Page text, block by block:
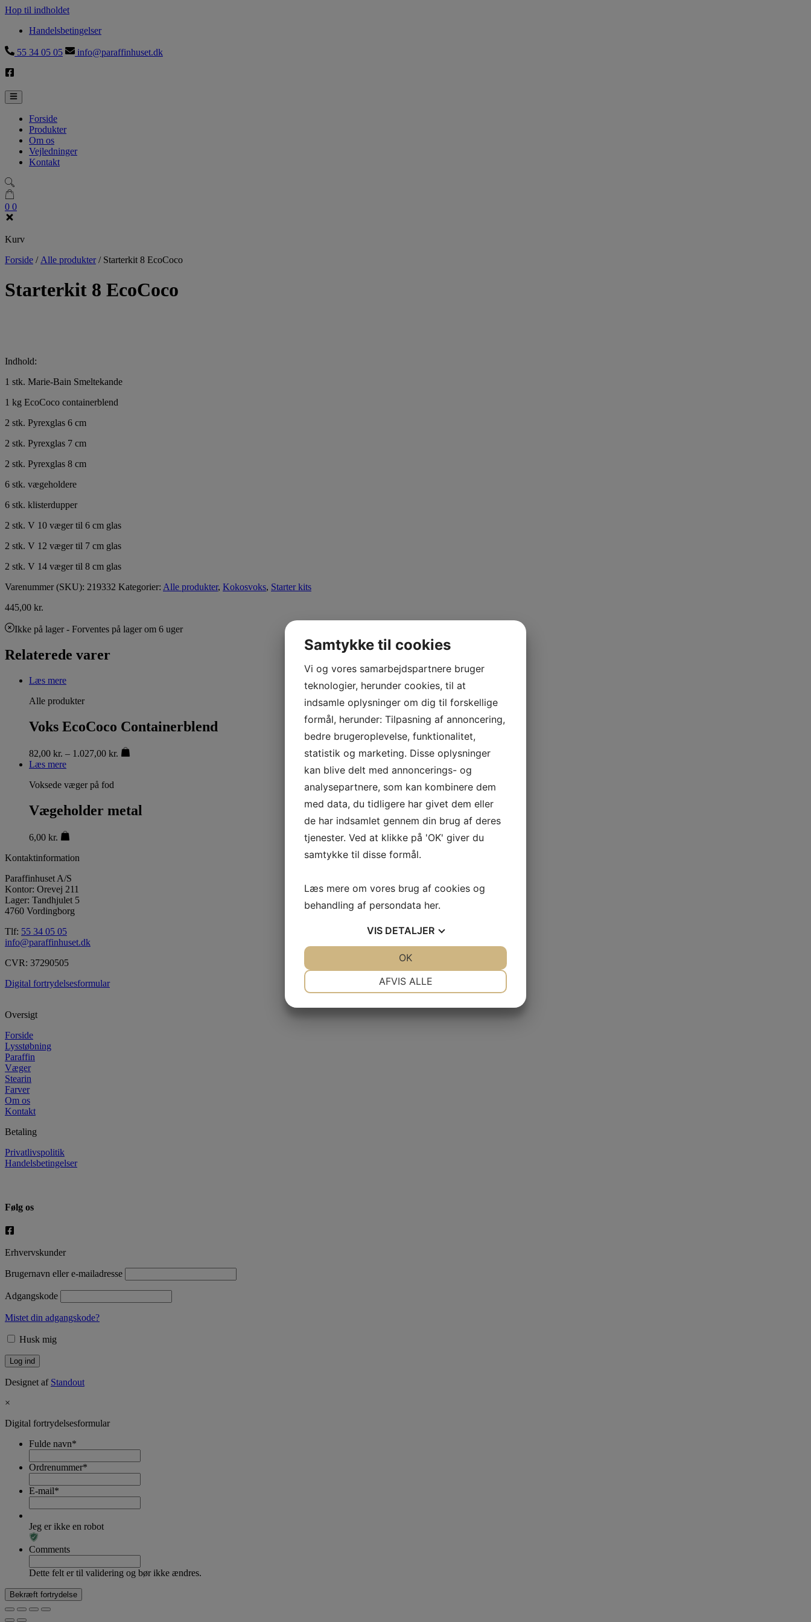
Hop til indholdet
Handelsbetingelser
55 34 05 05 info@paraffinhuset.dk
Forside
Produkter
Om os
Vejledninger
Kontakt
0 0
Kurv
Forside / Alle produkter/ Starterkit 8 EcoCoco
Starterkit 8 EcoCoco
Indhold:
1 stk. Marie-Bain Smeltekande
1 kg EcoCoco containerblend
2 stk. Pyrexglas 6 cm
2 stk. Pyrexglas 7 cm
2 stk. Pyrexglas 8 cm
6 stk. vægeholdere
6 stk. klisterdupper
2 stk. V 10 væger til 6 cm glas
2 stk. V 12 væger til 7 cm glas
2 stk. V 14 væger til 8 cm glas
Varenummer (SKU): 219332 Kategorier: Alle produkter, Kokosvoks, Starter kits
445,00 kr.
Ikke på lager- Forventes på lager om 6 uger
Relaterede varer
Læs mere
Alle produkter
Voks EcoCoco Containerblend
82,00 kr. – 1.027,00 kr.
Læs mere
Voksede væger på fod
Vægeholder metal
6,00 kr.
Kontaktinformation
Paraffinhuset A/S
Kontor: Orevej 211
Lager: Tandhjulet 5
4760 Vordingborg
Tlf: 55 34 05 05
info@paraffinhuset.dk
CVR: 37290505
Digital fortrydelsesformular
Oversigt
Forside
Lysstøbning
Paraffin
Væger
Stearin
Farver
Om os
Kontakt
Betaling
Privatlivspolitik
Handelsbetingelser
Følg os
Erhvervskunder
Brugernavn eller e-mailadresse
Adgangskode
Mistet din adgangskode?
Husk mig
Designet af Standout
×
Digital fortrydelsesformular
Fulde navn*
Ordrenummer*
E-mail*
Jeg er ikke en robot
Comments
Dette felt er til validering og bør ikke ændres.
Samtykke til cookies
Vi og vores samarbejdspartnere bruger
teknologier, herunder cookies, til at
indsamle oplysninger om dig til forskellige
formål, herunder: Tilpasning af annoncering,
bedre brugeroplevelse, funktionalitet,
statistik og marketing. Disse oplysninger
kan blive delt med annoncerings- og
analysepartnere, som kan kombinere dem
med data, du tidligere har givet dem eller
de har indsamlet gennem din brug af deres
tjenester. Ved at klikke på 'OK' giver du
samtykke til disse formål.
Læs mere om vores brug af cookies og
behandling af persondata her.
VIS DETALJER
AFVIS ALLE
OK